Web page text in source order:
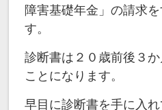
障害基礎年金」の請求
す。
診断書は２０歳前後３
ことになります。
早目に診断書を手に入